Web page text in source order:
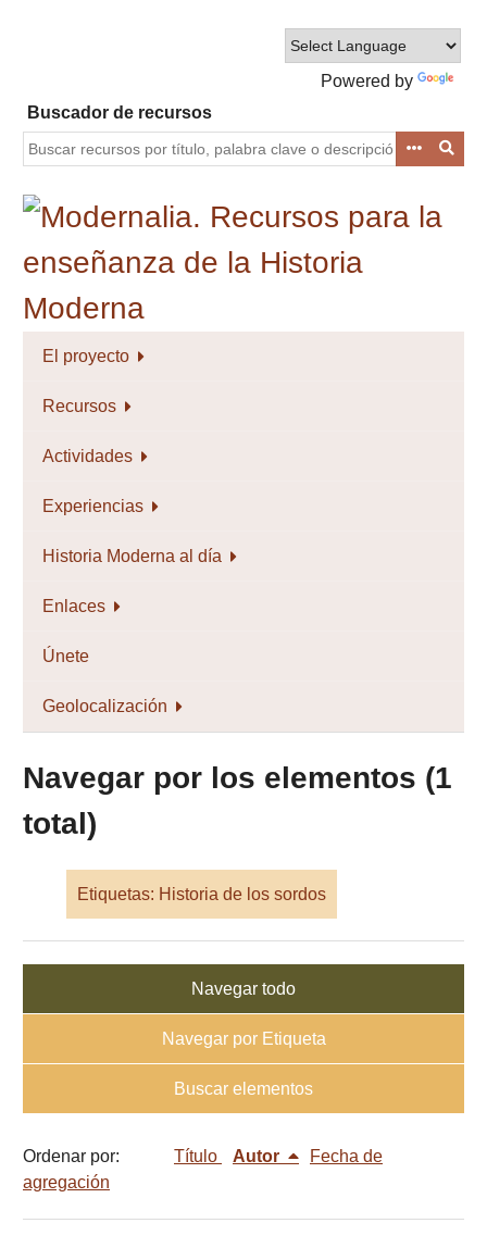
Powered by
Buscador de recursos
El proyecto
Recursos
Actividades
Experiencias
Historia Moderna al día
Enlaces
Únete
Geolocalización
Navegar por los elementos (1
total)
Etiquetas: Historia de los sordos
Navegar todo
Navegar por Etiqueta
Buscar elementos
Ordenar por: Título Autor
Fecha de
agregación